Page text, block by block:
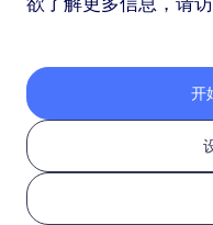
90 天开